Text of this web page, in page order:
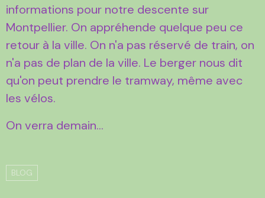
informations pour notre descente sur
Montpellier. On appréhende quelque peu ce
retour à la ville. On n'a pas réservé de train, on
n'a pas de plan de la ville. Le berger nous dit
qu'on peut prendre le tramway, même avec
les vélos.
On verra demain...
BLOG